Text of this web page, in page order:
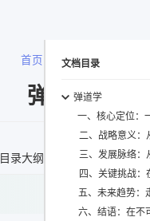
首页 弹道学
弹道学
目录大纲 最新文档
文档目录
弹道学